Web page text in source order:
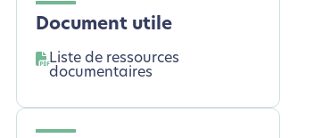
Document utile
Liste de ressources
documentaires